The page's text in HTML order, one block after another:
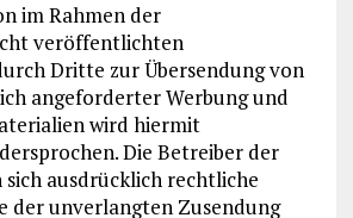
im Rahmen der
veröffentlichten
Dritte zur Übersendung von
angeforderter Werbung und
wird hiermit
Die Betreiber der
sich ausdrücklich rechtliche
der unverlangten Zusendung